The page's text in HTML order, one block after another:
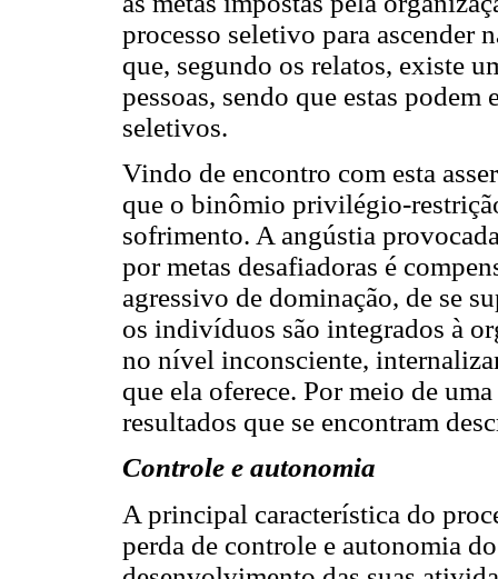
processo seletivo para ascender
que, segundo os relatos, existe
pessoas, sendo que estas
seletivos.
Vindo de encontro com esta
que o binômio privilégio-
sofrimento. A angústia
por metas desafiadoras é
agressivo de dominação, de se
os indivíduos são integrados à
no nível inconsciente,
que ela oferece. Por meio de
resultados que se encontram
Controle e autonomia
A principal característica do
perda de controle e autonomia